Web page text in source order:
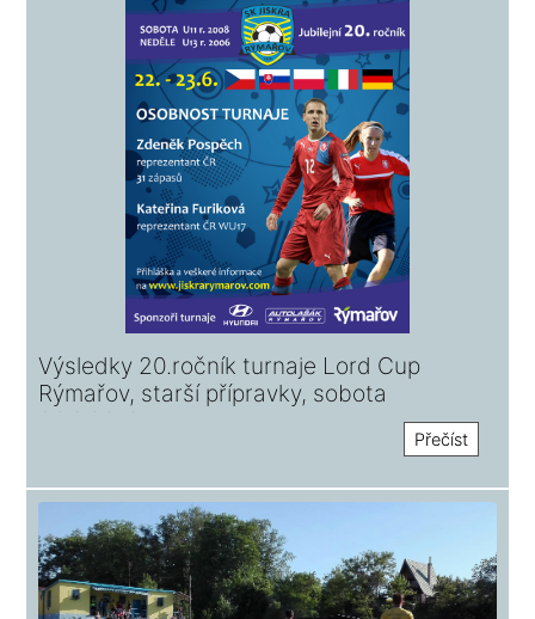
Výsledky 20.ročník turnaje Lord Cup
Rýmařov, starší přípravky, sobota
Přečíst